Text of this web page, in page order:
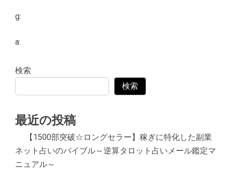
g:
a:
検索
検索
最近の投稿
【1500部突破☆ロングセラー】稼ぎに特化した副業
ネット占いのバイブル～逆算タロット占いメール鑑定マ
ニュアル～